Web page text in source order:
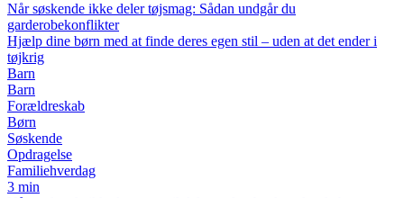
Når søskende ikke deler tøjsmag: Sådan undgår du
garderobekonflikter
Hjælp dine børn med at finde deres egen stil – uden at det ender i
tøjkrig
Barn
Barn
Forældreskab
Børn
Søskende
Opdragelse
Familiehverdag
3 min